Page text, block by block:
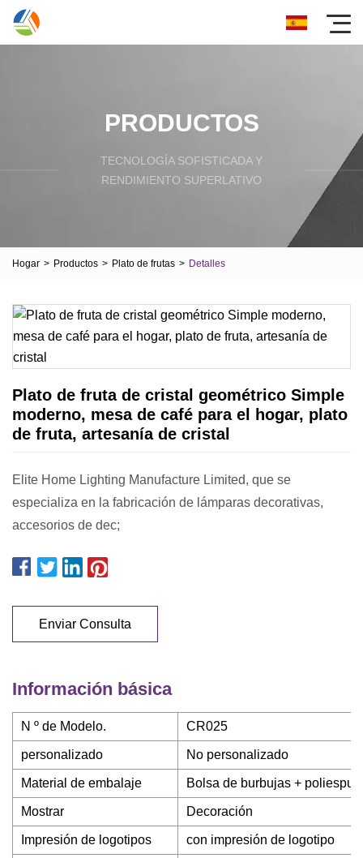
PRODUCTOS
TECNOLOGÍA SOFISTICADA Y
RENDIMIENTO SUPERLATIVO
Hogar > Productos > Plato de frutas > Detalles
Plato de fruta de cristal geométrico Simple
moderno, mesa de café para el hogar, plato
de fruta, artesanía de cristal
Elite Home Lighting Manufacture Limited, que se
especializa en la fabricación de lámparas decorativas,
accesorios de dec;
Enviar Consulta
Información básica
N º de Modelo. CR025
personalizado No personalizado
Material de embalaje Bolsa de burbujas +
Mostrar Decoración
Impresión de logotipos con impresión de logotipo